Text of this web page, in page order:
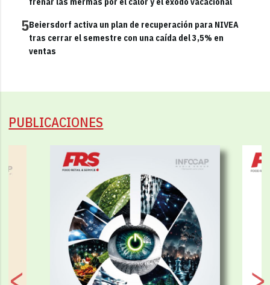
5Beiersdorf activa un plan de recuperación para NIVEA
tras cerrar el semestre con una caída del 3,5% en
ventas
PUBLICACIONES